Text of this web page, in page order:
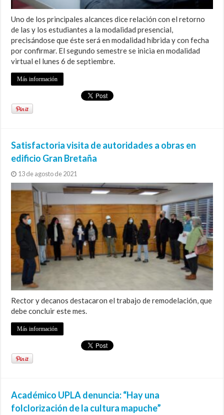
Uno de los principales alcances dice relación con el retorno
de las y los estudiantes a la modalidad presencial,
precisándose que éste será en modalidad híbrida y con fecha
por confirmar. El segundo semestre se inicia en modalidad
virtual el lunes 6 de septiembre.
Más información
Satisfactoria visita de autoridades a obras en
edificio Gran Bretaña
13 de agosto de 2021
Rector y decanos destacaron el trabajo de remodelación, que
debe concluir este mes.
Más información
Académico UPLA denuncia: “Hay una
folclorización de la cultura mapuche”